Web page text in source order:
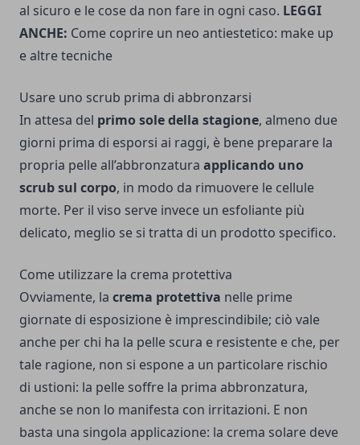
al sicuro e le cose da non fare in ogni caso. LEGGI
ANCHE: Come coprire un neo antiestetico: make up
e altre tecniche
Usare uno scrub prima di abbronzarsi
In attesa del primo sole della stagione, almeno due
giorni prima di esporsi ai raggi, è bene preparare la
propria pelle all’abbronzatura applicando uno
scrub sul corpo, in modo da rimuovere le cellule
morte. Per il viso serve invece un esfoliante più
delicato, meglio se si tratta di un prodotto specifico.
Come utilizzare la crema protettiva
Ovviamente, la crema protettiva nelle prime
giornate di esposizione è imprescindibile; ciò vale
anche per chi ha la pelle scura e resistente e che, per
tale ragione, non si espone a un particolare rischio
di ustioni: la pelle soffre la prima abbronzatura,
anche se non lo manifesta con irritazioni. E non
basta una singola applicazione: la crema solare deve